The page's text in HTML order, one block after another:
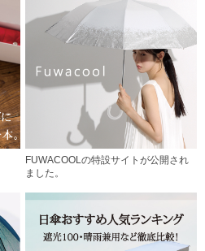
FUWACOOLの特設サイトが公開され
ました。